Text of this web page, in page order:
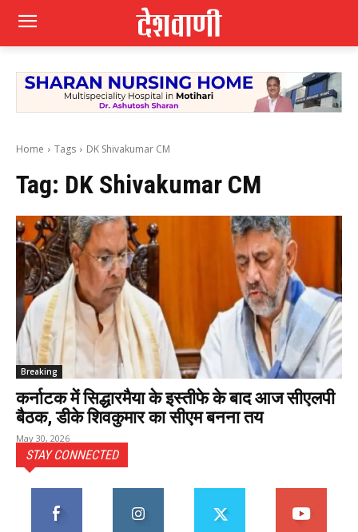
Home Tags DK Shivakumar CM
Tag: DK Shivakumar CM
Breaking
कर्नाटक में सिद्धारमैया के इस्तीफे के बाद आज सीएलपी
बैठक, डीके शिवकुमार का सीएम बनना तय
May 30, 2026
STAY CONNECTED